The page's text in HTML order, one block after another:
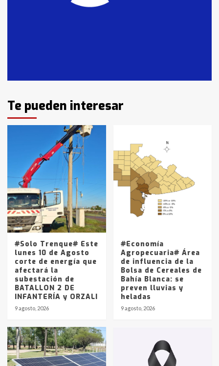
lo que fue la planta Industrial del
3
Identidad de los adolescentes
pampeanos que fueron
en la mañana del lunes
Accidente en Ruta 5: falleció un
joven de Trenque Lauquen
5
Los precios de los combustibles en
La Pampa, desde YPF hasta Axion
entre 857 a 1338 pesos
Te pueden interesar
#Solo Trenque# Este
lunes 10 de Agosto
corte de energía que
afectará la
subestación de
BATALLON 2 DE
INFANTERÍA y ORZALI
9 agosto, 2026
#Economía
Agropecuaria# Área
de influencia de la
Bolsa de Cereales de
Bahía Blanca: se
preven lluvias y
heladas
9 agosto, 2026